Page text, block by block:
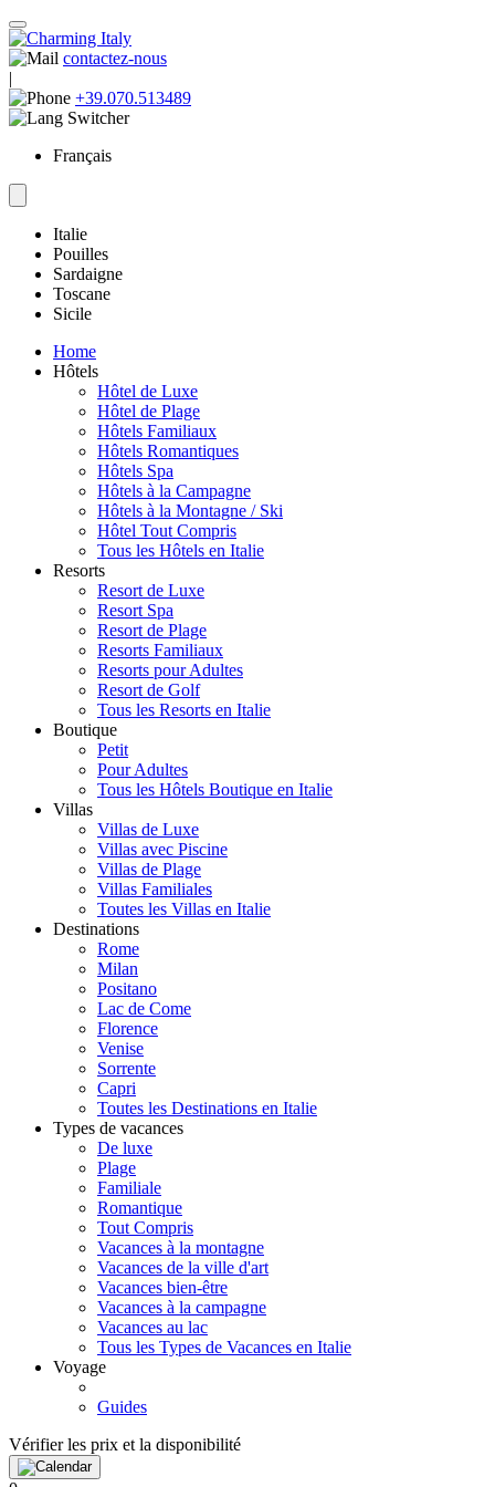
contactez-nous
|
+39.070.513489
Français
Italie
Pouilles
Sardaigne
Toscane
Sicile
Home
Hôtels
Hôtel de Luxe
Hôtel de Plage
Hôtels Familiaux
Hôtels Romantiques
Hôtels Spa
Hôtels à la Campagne
Hôtels à la Montagne / Ski
Hôtel Tout Compris
Tous les Hôtels en Italie
Resorts
Resort de Luxe
Resort Spa
Resort de Plage
Resorts Familiaux
Resorts pour Adultes
Resort de Golf
Tous les Resorts en Italie
Boutique
Petit
Pour Adultes
Tous les Hôtels Boutique en Italie
Villas
Villas de Luxe
Villas avec Piscine
Villas de Plage
Villas Familiales
Toutes les Villas en Italie
Destinations
Rome
Milan
Positano
Lac de Come
Florence
Venise
Sorrente
Capri
Toutes les Destinations en Italie
Types de vacances
De luxe
Plage
Familiale
Romantique
Tout Compris
Vacances à la montagne
Vacances de la ville d'art
Vacances bien-être
Vacances à la campagne
Vacances au lac
Tous les Types de Vacances en Italie
Voyage
Guides
Vérifier les prix et la disponibilité